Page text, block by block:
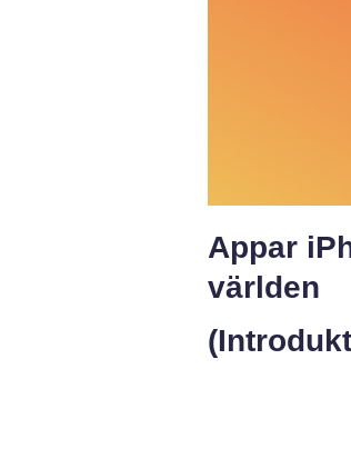
Appar
världen